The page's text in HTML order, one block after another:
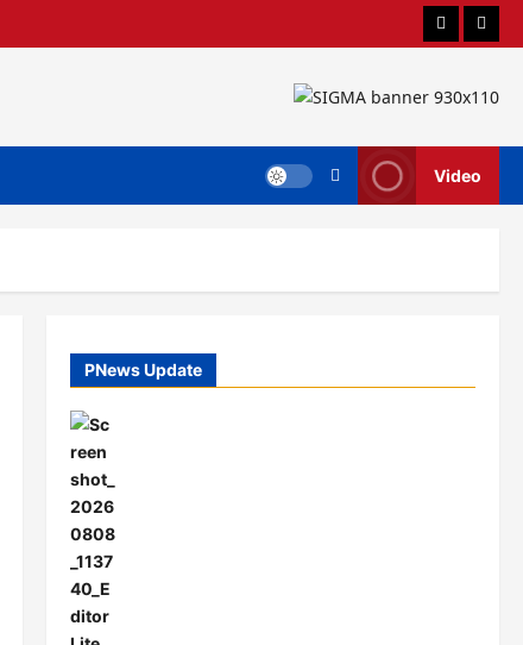
Berita
Video
PNews Update